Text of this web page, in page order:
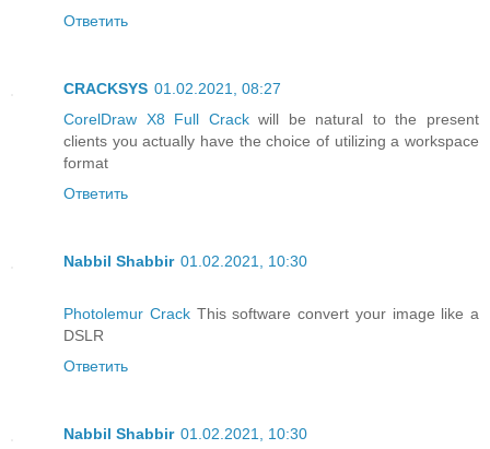
Ответить
CRACKSYS 01.02.2021, 08:27
CorelDraw X8 Full Crackwill be natural to the present
clients you actually have the choice of utilizing a workspace
format
Ответить
Nabbil Shabbir 01.02.2021, 10:30
Photolemur CrackThis software convert your image like a
DSLR
Ответить
Nabbil Shabbir 01.02.2021, 10:30